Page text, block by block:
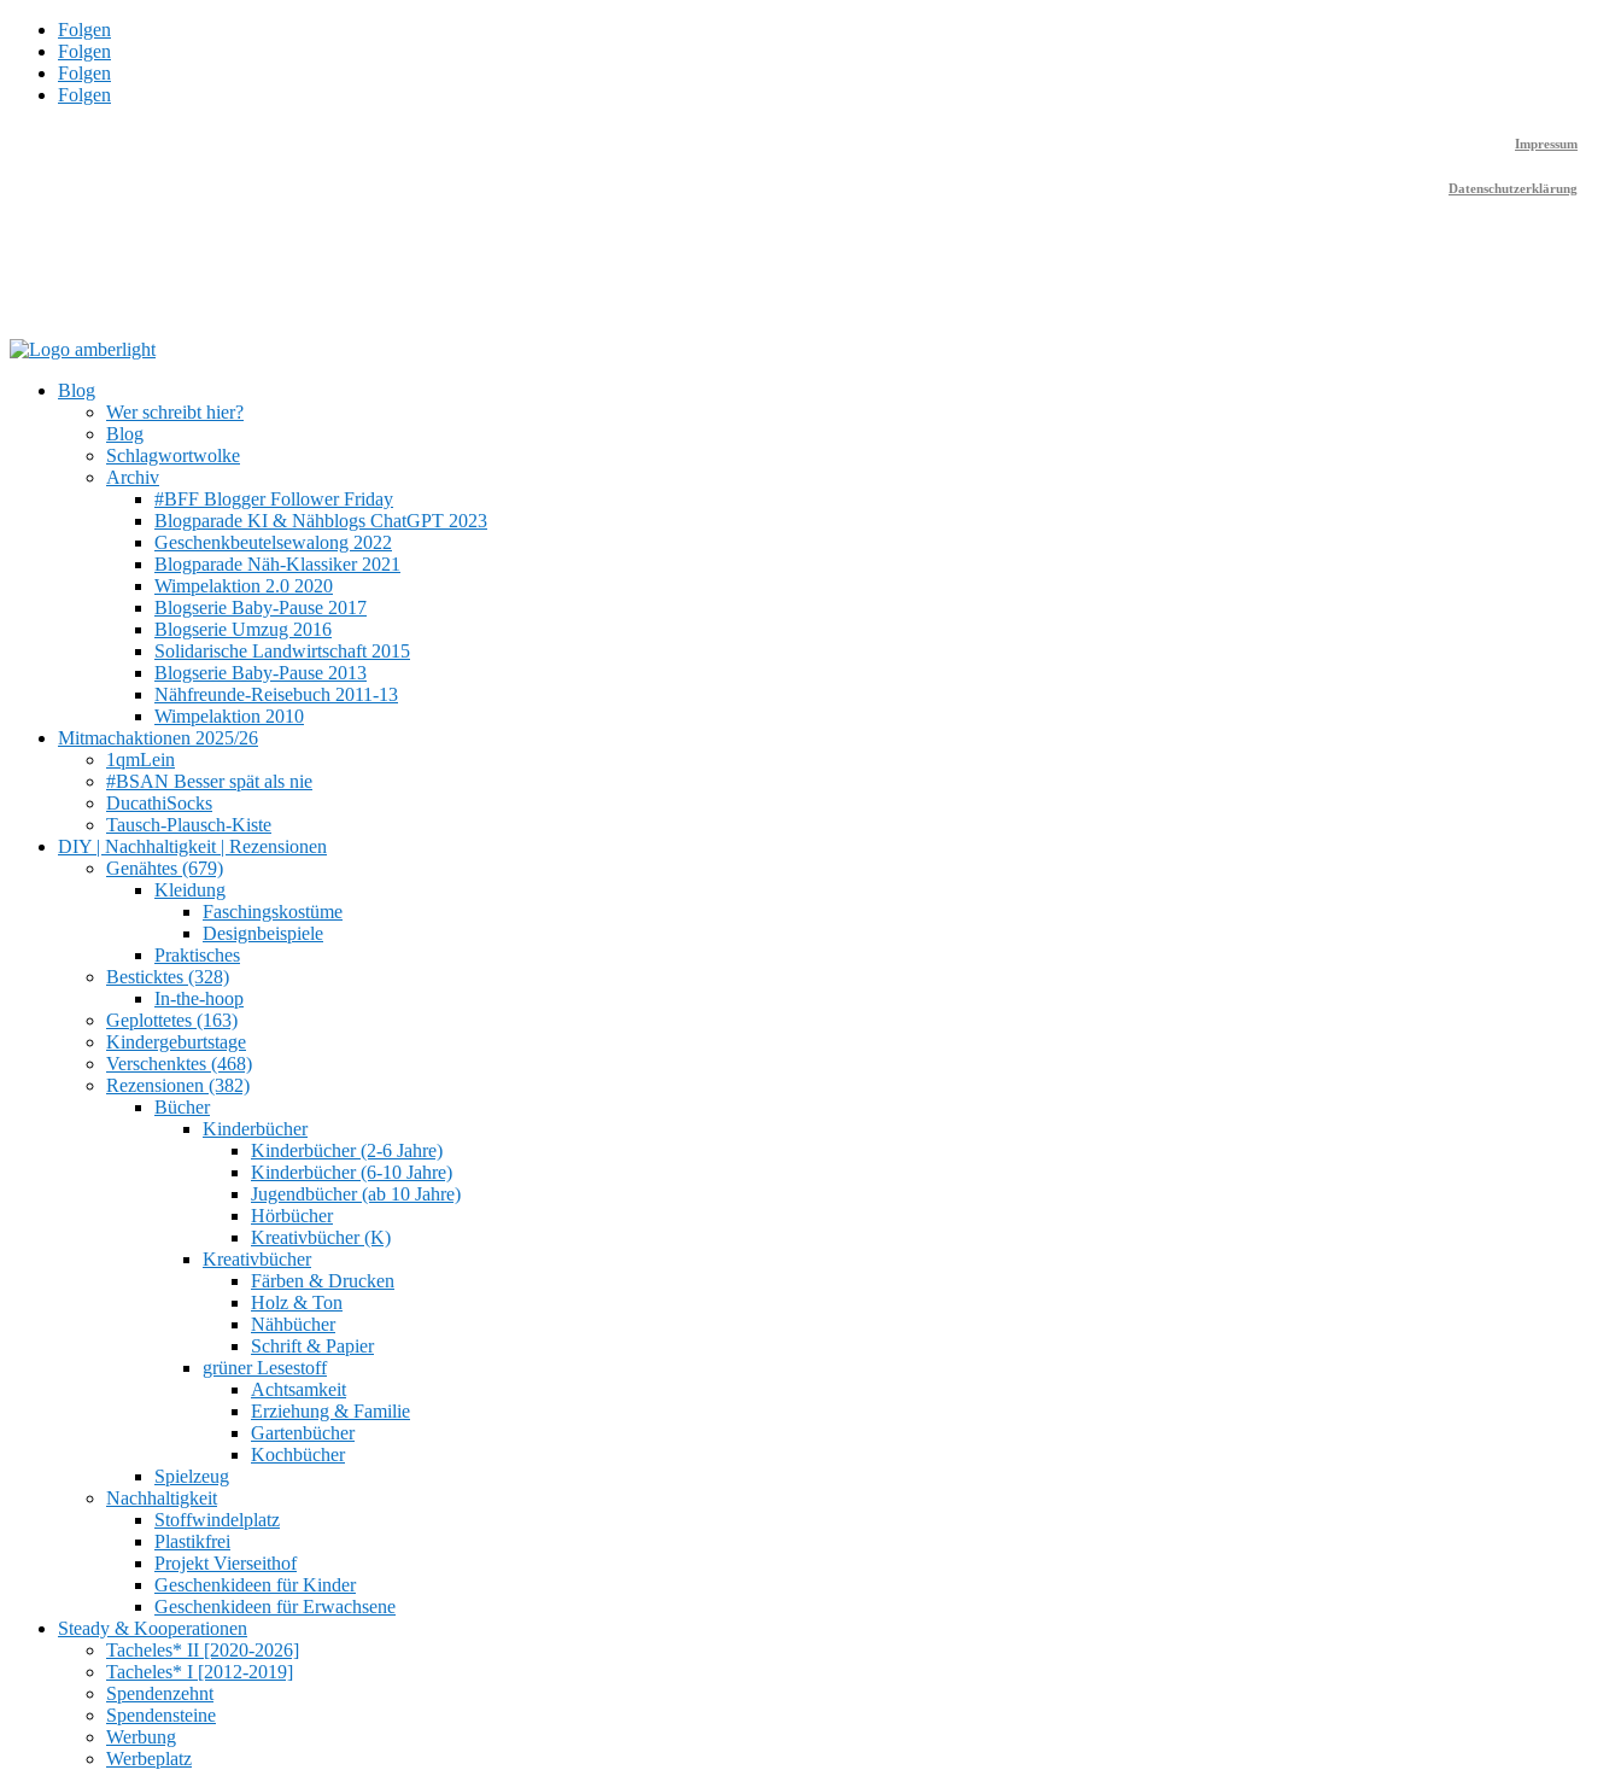
Folgen
Folgen
Folgen
Folgen
Impressum
Datenschutzerklärung
Blog
Wer schreibt hier?
Blog
Schlagwortwolke
Archiv
#BFF Blogger Follower Friday
Blogparade KI & Nähblogs ChatGPT 2023
Geschenkbeutelsewalong 2022
Blogparade Näh-Klassiker 2021
Wimpelaktion 2.0 2020
Blogserie Baby-Pause 2017
Blogserie Umzug 2016
Solidarische Landwirtschaft 2015
Blogserie Baby-Pause 2013
Nähfreunde-Reisebuch 2011-13
Wimpelaktion 2010
Mitmachaktionen 2025/26
1qmLein
#BSAN Besser spät als nie
DucathiSocks
Tausch-Plausch-Kiste
DIY | Nachhaltigkeit | Rezensionen
Genähtes (679)
Kleidung
Faschingskostüme
Designbeispiele
Praktisches
Besticktes (328)
In-the-hoop
Geplottetes (163)
Kindergeburtstage
Verschenktes (468)
Rezensionen (382)
Bücher
Kinderbücher
Kinderbücher (2-6 Jahre)
Kinderbücher (6-10 Jahre)
Jugendbücher (ab 10 Jahre)
Hörbücher
Kreativbücher (K)
Kreativbücher
Färben & Drucken
Holz & Ton
Nähbücher
Schrift & Papier
grüner Lesestoff
Achtsamkeit
Erziehung & Familie
Gartenbücher
Kochbücher
Spielzeug
Nachhaltigkeit
Stoffwindelplatz
Plastikfrei
Projekt Vierseithof
Geschenkideen für Kinder
Geschenkideen für Erwachsene
Steady & Kooperationen
Tacheles* II [2020-2026]
Tacheles* I [2012-2019]
Spendenzehnt
Spendensteine
Werbung
Werbeplatz